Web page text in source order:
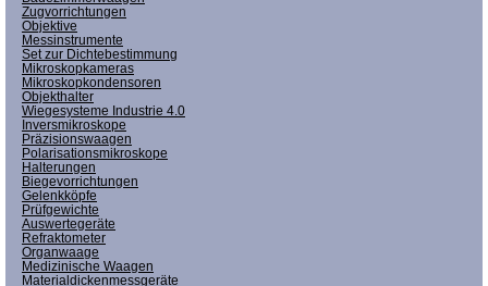
Zugvorrichtungen
Objektive
Messinstrumente
Set zur Dichtebestimmung
Mikroskopkameras
Mikroskopkondensoren
Objekthalter
Wiegesysteme Industrie 4.0
Inversmikroskope
Präzisionswaagen
Polarisationsmikroskope
Halterungen
Biegevorrichtungen
Gelenkköpfe
Prüfgewichte
Auswertegeräte
Refraktometer
Organwaage
Medizinische Waagen
Materialdickenmessgeräte